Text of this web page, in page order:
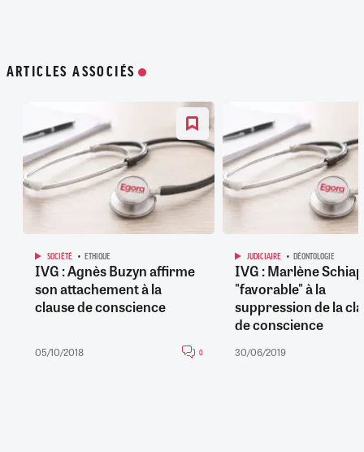
ARTICLES ASSOCIÉS
SOCIÉTÉ ETHIQUE
IVG : Agnès Buzyn affirme
son attachement à la
clause de conscience
05/10/2018 0
JUDICIAIRE DÉONTOLOGIE
IVG : Marlène
"favorable" à la
suppression de la
de conscience
30/06/2019